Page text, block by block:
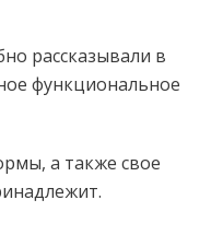
рассказывали в
функциональное
а также свое